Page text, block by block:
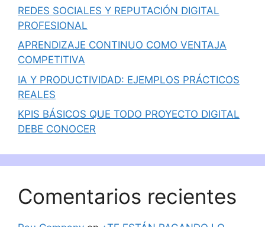
REDES SOCIALES Y REPUTACIÓN DIGITAL
PROFESIONAL
APRENDIZAJE CONTINUO COMO VENTAJA
COMPETITIVA
IA Y PRODUCTIVIDAD: EJEMPLOS PRÁCTICOS
REALES
KPIS BÁSICOS QUE TODO PROYECTO DIGITAL
DEBE CONOCER
Comentarios recientes